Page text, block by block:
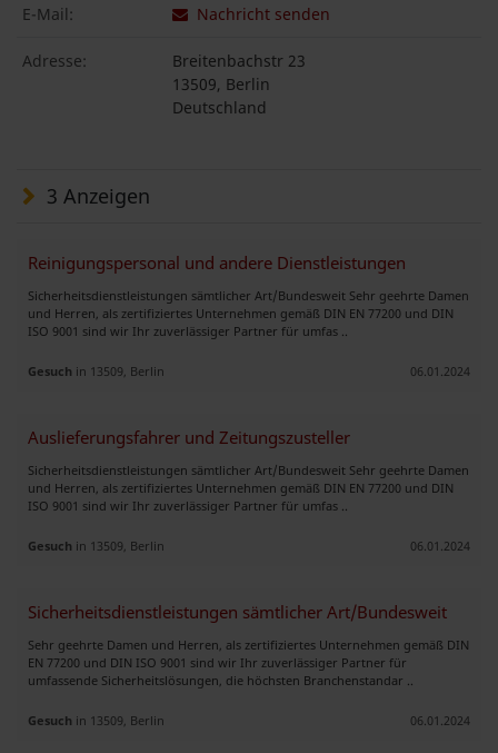
E-Mail: Nachricht senden
Adresse:
Breitenbachstr 23
13509, Berlin
Deutschland
3 Anzeigen
Reinigungspersonal und andere Dienstleistungen
Sicherheitsdienstleistungen sämtlicher Art/Bundesweit Sehr geehrte Damen
und Herren, als zertifiziertes Unternehmen gemäß DIN EN 77200 und DIN
ISO 9001 sind wir Ihr zuverlässiger Partner für umfas ..
Gesuch in 13509, Berlin 06.01.2024
Auslieferungsfahrer und Zeitungszusteller
Sicherheitsdienstleistungen sämtlicher Art/Bundesweit Sehr geehrte Damen
und Herren, als zertifiziertes Unternehmen gemäß DIN EN 77200 und DIN
ISO 9001 sind wir Ihr zuverlässiger Partner für umfas ..
Gesuch in 13509, Berlin 06.01.2024
Sicherheitsdienstleistungen sämtlicher Art/Bundesweit
Sehr geehrte Damen und Herren, als zertifiziertes Unternehmen gemäß DIN
EN 77200 und DIN ISO 9001 sind wir Ihr zuverlässiger Partner für
umfassende Sicherheitslösungen, die höchsten Branchenstandar ..
Gesuch in 13509, Berlin 06.01.2024